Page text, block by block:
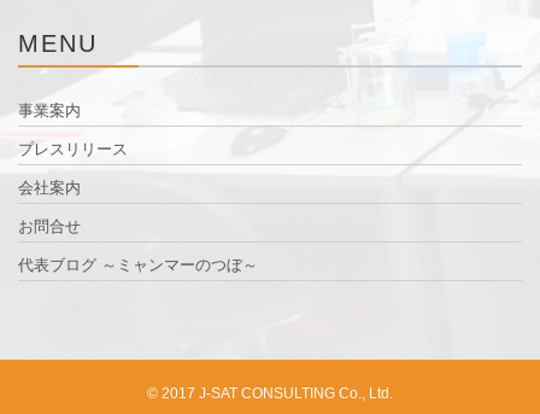
MENU
事業案内
プレスリリース
会社案内
お問合せ
代表ブログ ～ミャンマーのつぼ～
© 2017 J-SAT CONSULTING Co., Ltd.